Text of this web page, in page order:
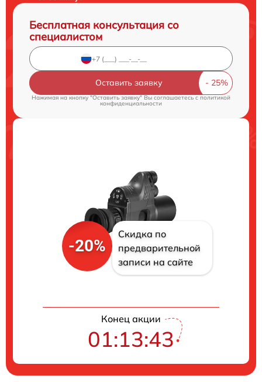
Бесплатная консультация со
специалистом
Оставить заявку
Нажимая на кнопку "Оставить заявку" Вы соглашаетесь c политикой
конфиденциальности
-20%
Скидка по
предварительной
записи на сайте
Конец акции
01:13:42